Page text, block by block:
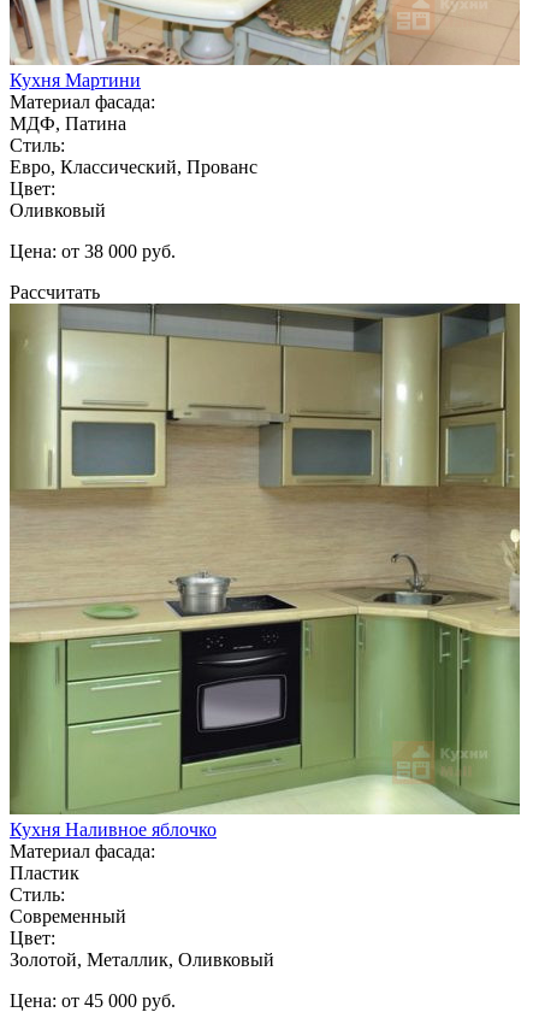
Кухня Мартини
Материал фасада:
МДФ, Патина
Стиль:
Евро, Классический, Прованс
Цвет:
Оливковый
Цена: от 38 000 руб.
Рассчитать
Кухня Наливное яблочко
Материал фасада:
Пластик
Стиль:
Современный
Цвет:
Золотой, Металлик, Оливковый
Цена: от 45 000 руб.